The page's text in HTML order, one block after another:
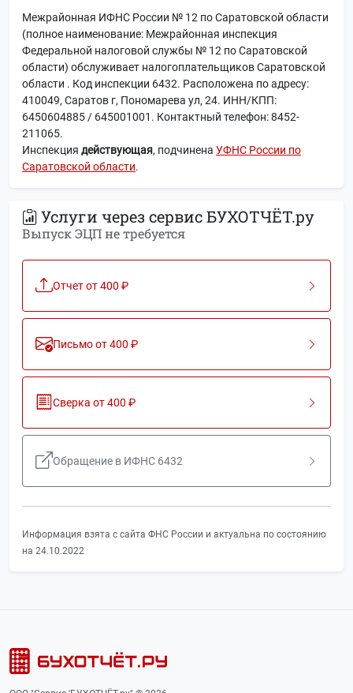
Межрайонная ИФНС России № 12 по Саратовской области
(полное наименование: Межрайонная инспекция
Федеральной налоговой службы № 12 по Саратовской
области) обслуживает налогоплательщиков Саратовской
области . Код инспекции 6432. Расположена по адресу:
410049, Саратов г, Пономарева ул, 24. ИНН/КПП:
6450604885 / 645001001. Контактный телефон: 8452-
211065.
Инспекция действующая, подчинена УФНС России по
Саратовской области.
Услуги через сервис БУХОТЧЁТ.ру
Выпуск ЭЦП не требуется
Отчет от 400 ₽
Письмо от 400 ₽
Сверка от 400 ₽
Обращение в ИФНС 6432
Информация взята с сайта ФНС России и актуальна по состоянию
на 24.10.2022